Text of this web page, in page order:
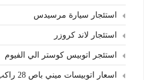
استئجار سيارة مرسيدس
استئجار لاند كروزر
استئجر اتوبيس كوستر الي الفيوم
اسعار اتوبيسات ميني باص 28 راكب للايجار